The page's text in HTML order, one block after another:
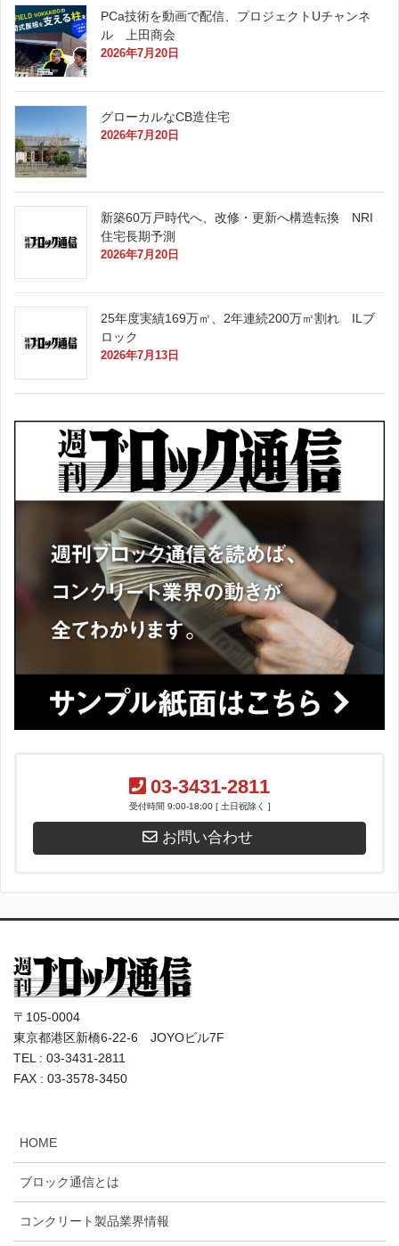
PCa技術を動画で配信、プロジェクトUチャンネ
ル 上田商会
2026年7月20日
グローカルなCB造住宅
2026年7月20日
新築60万戸時代へ、改修・更新へ構造転換 NRI
住宅長期予測
2026年7月20日
25年度実績169万㎡、2年連続200万㎡割れ ILブ
ロック
2026年7月13日
03-3431-2811
受付時間 9:00-18:00 [ 土日祝除く ]
お問い合わせ
〒105-0004
東京都港区新橋6-22-6 JOYOビル7F
TEL : 03-3431-2811
FAX : 03-3578-3450
HOME
ブロック通信とは
コンクリート製品業界情報